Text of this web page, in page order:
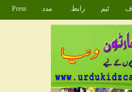
ٹیم رابطہ مدد Press